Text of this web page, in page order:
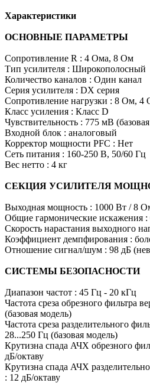
Характеристики
ОСНОВНЫЕ ПАРАМЕТРЫ
Сопротивление R : 4 Ома, 8 Ом
Тип усилителя : Широкополосный
Количество каналов : Один канал
Серия усилителя : DX серия
Сопротивление нагрузки : 8 Ом, 4
Класс усиления : Класс D
Чувствительность : 775 мВ
Входной блок : аналоговый
Корректор мощности PFC : Нет
Сеть питания : 160-250 В, 50/60 Гц
Вес нетто : 4 кг
СЕКЦИЯ УСИЛИТЕЛЯ
Выходная мощность : 1000 Вт / 8
Общие гармонические искажения
Скорость нарастания выходного
Коэффициент демпфирования :
Отношение сигнал/шум : 98 дБ
СИСТЕМЫ БЕЗОПАСНОСТИ
Диапазон частот : 45 Гц - 20 кГц
Частота среза обрезного фильтра
(базовая модель)
Частота среза разделительного
28...250 Гц (базовая модель)
Крутизна спада АЧХ обрезного
дБ/октаву
Крутизна спада АЧХ
: 12 дБ/октаву